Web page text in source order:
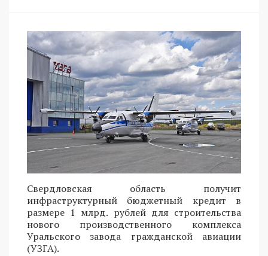
Свердловская область получит
инфраструктурный бюджетный кредит в
размере 1 млрд. рублей для строительства
нового производственного комплекса
Уральского завода гражданской авиации
(УЗГА).